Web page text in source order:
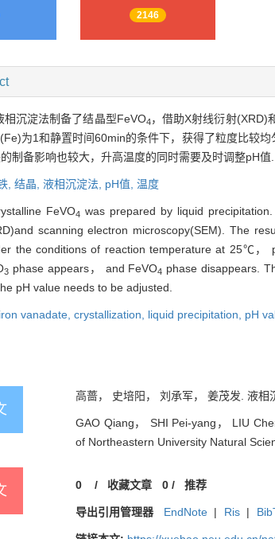
2146
相沉淀法制备了结晶型FeVO4，借助X射线衍射(XRD)
为1和静置时间60min的条件下，获得了粒度比较
制备影响也较大，升高温度的同时需要及时调整pH值.
, 结晶, 液相沉淀法, pH值, 温度
FeVO4 was prepared by liquid
scanning electron microscopy(SEM). The
the conditions of reaction temperature at 25℃
3 phase appears， and FeVO4 phase disappears.
pH value needs to be adjusted.
iron vanadate, crystallization, liquid precipitation, pH
高蔷， 史培阳， 刘承军， 姜茂发. 液
GAO Qiang， SHI Pei-yang， LIU
of Northeastern University Natural
0 / 收藏文章 0/ 推荐
导出引用管理器 EndNote | Ris |